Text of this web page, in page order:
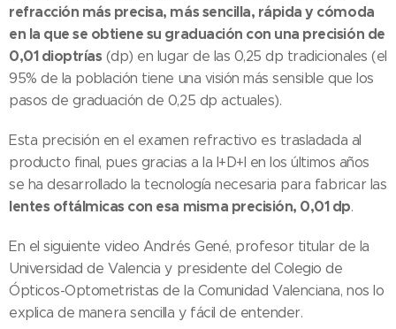
refracción más precisa, más sencilla, rápida y cómoda
en la que se obtiene su graduación con una precisión de
0,01 dioptrías(dp) en lugar de las 0,25 dp tradicionales (el
95% de la población tiene una visión más sensible que los
pasos de graduación de 0,25 dp actuales).
Esta precisión en el examen refractivo es trasladada al
producto final, pues gracias a la I+D+I en los últimos años
se ha desarrollado la tecnología necesaria para fabricar las
lentes oftálmicas con esa misma precisión, 0,01 dp.
En el siguiente video Andrés Gené, profesor titular de la
Universidad de Valencia y presidente del Colegio de
Ópticos-Optometristas de la Comunidad Valenciana, nos lo
explica de manera sencilla y fácil de entender.